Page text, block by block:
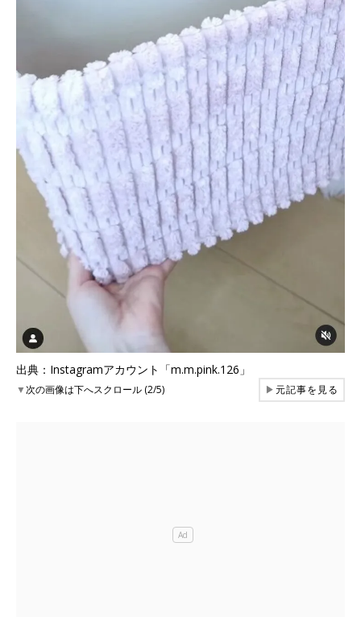
出典：Instagramアカウント「m.m.pink.126」
▼次の画像は下へスクロール (2/5) ▶元記事を見る